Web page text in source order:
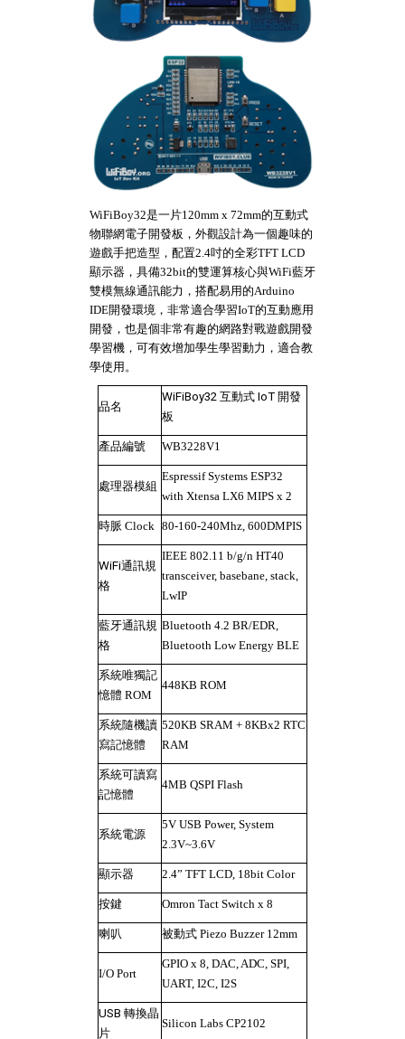
WiFiBoy32是一片120mm x 72mm的互動式
物聯網電子開發板，外觀設計為一個趣味的
遊戲手把造型，配置2.4吋的全彩TFT LCD
顯示器，具備32bit的雙運算核心與WiFi藍牙
雙模無線通訊能力，搭配易用的Arduino
IDE開發環境，非常適合學習IoT的互動應用
開發，也是個非常有趣的網路對戰遊戲開發
學習機，可有效增加學生學習動力，適合教
學使用。
品名
WiFiBoy32 互動式 IoT 開發
板
產品編號 WB3228V1
處理器模組
Espressif Systems ESP32
with Xtensa LX6 MIPS x 2
時脈 Clock 80-160-240Mhz, 600DMPIS
WiFi通訊規
格
IEEE 802.11 b/g/n HT40
transceiver, basebane, stack,
LwIP
藍牙通訊規
格
Bluetooth 4.2 BR/EDR,
Bluetooth Low Energy BLE
系統唯獨記
憶體 ROM
448KB ROM
系統隨機讀
寫記憶體
520KB SRAM + 8KBx2 RTC
RAM
系統可讀寫
記憶體
4MB QSPI Flash
系統電源
5V USB Power, System
2.3V~3.6V
顯示器 2.4” TFT LCD, 18bit Color
按鍵 Omron Tact Switch x 8
喇叭 被動式 Piezo Buzzer 12mm
I/O Port
GPIO x 8, DAC, ADC, SPI,
UART, I2C, I2S
USB 轉換晶
片
Silicon Labs CP2102